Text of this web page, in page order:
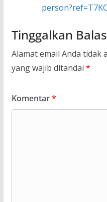
Tinggalkan
Alamat email Anda tidak
yang wajib ditandai *
Komentar*